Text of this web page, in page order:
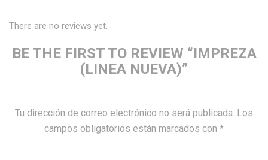
There are no reviews yet.
BE THE FIRST TO REVIEW “IMPREZA
(LINEA NUEVA)”
Tu dirección de correo electrónico no será publicada. Los
campos obligatorios están marcados con *